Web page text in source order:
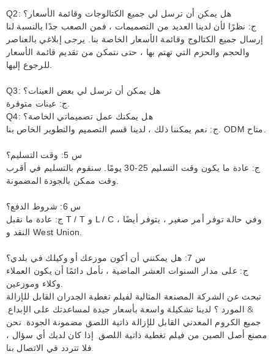
Q2: هل يمكن أن ترسل لي جميع الكتالوجات وقائمة الأسعار؟
ج: نظرًا لأن لدينا العديد من التصميمات ، فمن الصعب جدًا بالنسبة لنا
إرسال جميع الكتالوج وقائمة الأسعار الخاصة بنا. يرجى إبلاغي بالعناصر
والحجم والحزم التي تهتم بها ، حتى نتمكن من تقديم قائمة الأسعار
Q3: هل يمكن أن ترسل لي بعض العينات؟
Q4: هل يمكنك عمل تصميماتي الخاصة؟
س 5: وقت التسليم؟
ج: عادة ما يكون وقت التسليم 25-30 يومًا. سنقوم بالتسليم في أقرب
س 6: شروط الدفع؟
ج: عادة ما نقبل T / T و L / C ، وفي حالة توفر أمر صغير ، يتوفر أيضًا
النقد و West Union.
س 7: هل يمكنني أن أكون موزعك أو وكيلك في بلدي؟
ج: على مدار السنوات العشر الماضية ، نأمل دائمًا أن يكون العملاء
تبحث عن الشركة المصنعة المثالية لفيلم تغطية الجدران القابل للإزالة
& المورد ؟ لدينا تشكيلة واسعة بأسعار جيدة لمساعدتك على الإبداع.
جميع الكروم المعدني القابل للإزالة ذاتية اللصق مضمونة الجودة. نحن
مصنع أصل الصين من فيلم تغطية ذاتية اللصق. إذا كان لديك أي سؤال ،
فلا تتردد في الاتصال بنا.